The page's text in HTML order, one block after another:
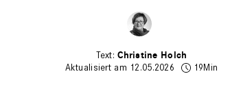
Christine Holch
Aktualisiert am 12.05.2026
19Min